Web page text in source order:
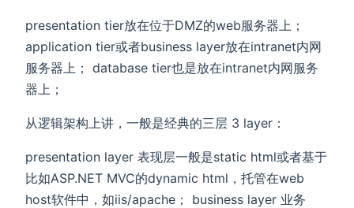
presentation tier放在位于DMZ的web服务器上；
application tier或者business layer放在intranet内网
服务器上； database tier也是放在intranet内网服务
器上；
从逻辑架构上讲，一般是经典的三层 3 layer：
presentation layer 表现层一般是static html或者基于
比如ASP.NET MVC的dynamic html，托管在web
host软件中，如iis/apache； business layer 业务